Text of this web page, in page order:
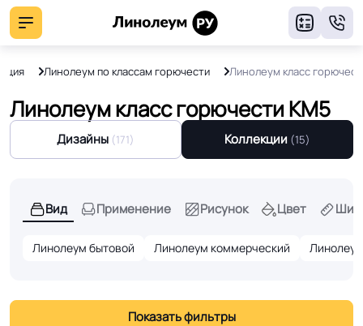
Линолеум по классам горючести Линолеум класс
Линолеум класс горючести КМ5
Дизайны (171) Коллекции (15)
Вид Применение Рисунок Цвет
Линолеум бытовой Линолеум коммерческий
Показать фильтры